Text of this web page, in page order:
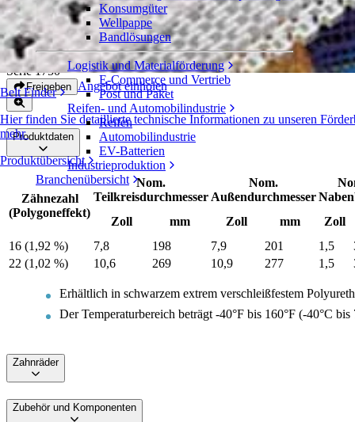
Belt Finder
Hier finden Sie detaillierte technische Informationen zu unseren
mehr
Produktübersicht
Konsumgüter
Wellpappe
Bandlösungen
Logistik und Materialförderung
E-Commerce und Vertrieb
Post und Paket
Reifen- und Automobilindustrie
Reifen
Automobilindustrie
EV-Batterien
Industrieproduktion
Branchenübersicht
Zahnräder aus extrem verschleißfestem
Polyurethan
Serie 1750
Freigeben Angebot einholen
Produktdaten
Zähnezahl
(Polygoneffekt)
Nom.
Teilkreisdurchmesser
Nom.
Außendurchmesser
Zoll
mm Zoll mm
Zoll
16 (1,92 %)
7,8 198 7,9 201 1,5
22 (1,02 %)
10,6 269 10,9 277 1,5
Erhältlich in schwarzem extrem verschleißfestem
Der Temperaturbereich beträgt -40°F bis 160°F (-40°C bis
Zahnräder
Zubehör und Komponenten